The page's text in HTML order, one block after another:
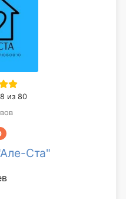
из 80
Ста"